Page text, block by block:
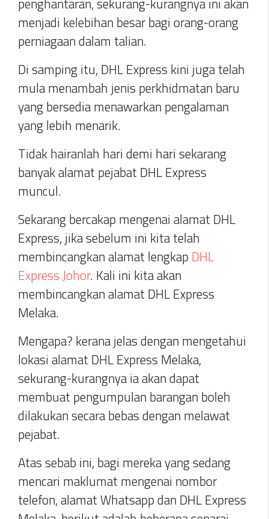
menjadi kelebihan besar bagi orang-orang
perniagaan dalam talian.
Di samping itu, DHL Express kini juga telah
mula menambah jenis perkhidmatan baru
yang bersedia menawarkan pengalaman
yang lebih menarik.
Tidak hairanlah hari demi hari sekarang
banyak alamat pejabat DHL Express
muncul.
Sekarang bercakap mengenai alamat DHL
Express, jika sebelum ini kita telah
membincangkan alamat lengkap DHL
Express Johor. Kali ini kita akan
membincangkan alamat DHL Express
Melaka.
Mengapa? kerana jelas dengan mengetahui
lokasi alamat DHL Express Melaka,
sekurang-kurangnya ia akan dapat
membuat pengumpulan barangan boleh
dilakukan secara bebas dengan melawat
pejabat.
Atas sebab ini, bagi mereka yang sedang
mencari maklumat mengenai nombor
telefon, alamat Whatsapp dan DHL Express